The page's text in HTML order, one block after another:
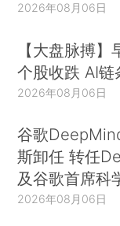
2026年08月06日
【大盘脉搏
个股收跌 AI链
2026年08月06日
谷歌
斯卸任 转任
及谷歌首席科
2026年08月06日